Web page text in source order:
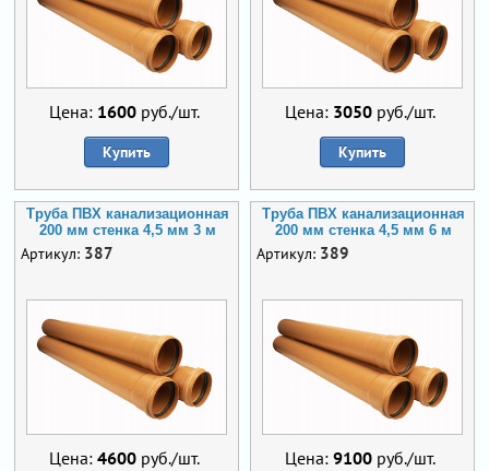
Цена: 1600руб./шт.
Купить
Цена: 3050руб./шт.
Купить
Труба ПВХ канализационная
200 мм стенка 4,5 мм 3 м
Артикул: 387
Цена: 4600руб./шт.
Труба ПВХ канализационная
200 мм стенка 4,5 мм 6 м
Артикул: 389
Цена: 9100руб./шт.